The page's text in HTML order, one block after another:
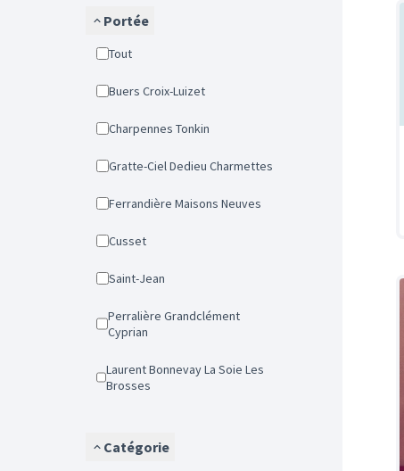
Portée
Tout
Buers Croix-Luizet
Charpennes Tonkin
Gratte-Ciel Dedieu Charmettes
Ferrandière Maisons Neuves
Cusset
Saint-Jean
Perralière Grandclément
Cyprian
Laurent Bonnevay La Soie Les
Brosses
Catégorie